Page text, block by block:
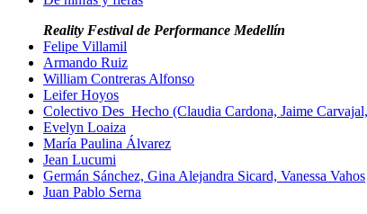
Reality Festival de Performance Medellín
Felipe Villamil
Armando Ruiz
William Contreras Alfonso
Leifer Hoyos
Colectivo Des_Hecho (Claudia Cardona, Jaime
Evelyn Loaiza
María Paulina Álvarez
Jean Lucumi
Germán Sánchez, Gina Alejandra Sicard, Vanessa Vahos
Juan Pablo Serna